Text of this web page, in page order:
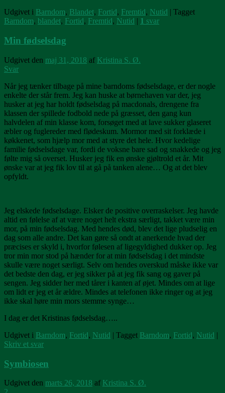
Udgivet i Barndom, Blandet, Fortid, Fremtid, Nutid | Tagget
Barndom, blandet, Fortid, Fremtid, Nutid | 1 svar
Min fødselsdag
Udgivet den maj 31, 2018 af Kristina S. Ø.
Svar
Når jeg tænker tilbage på mine barndoms fødselsdage, er der nogle
enkelte der står frem. Jeg kan huske at børnehaven var der, jeg
husker at jeg har holdt fødselsdag på macdonals, drengene fra
klassen der spillede fodbold nede på græsset, den gang kun
halvdelen af min klasse kom, forsøget med at lave sukker glaseret
æbler og fuglereder med flødeskum. Mormor med sit forklæde i
køkkenet, som hjælp mor med at styre det hele. Hvor kedelige
familie fødselsdage var, fordi de voksne bare sad og snakkede og jeg
følte mig så overset. Husker jeg fik en ønske gjøltrold et år. Mit
ønske var at jeg fik lov til at gå på tanken alene… Og at det blev
opfyldt.
Jeg elskede fødselsdage. Elsker de positive overraskelser. Jeg havde
altid en følelse af at være noget helt ekstra særligt, takket være min
mor, på min fødselsdag. Med hendes død, blev det lige pludselig en
dag som alle andre. Det kan gøre så ondt at anerkende hvad der
præcises er skyld i, hvorfor følesen af ligegyldighed dukker op. Jeg
tror min mor stod på hænder for at min fødselsdag i det mindste
skulle være noget særligt. Selv om hendes overskud måske ikke var
det bedste den dag, er jeg sikker på at jeg fik sang og gaver på
sengen. Jeg sidder her med tårer i kanten af øjet. Mindes om at lige
om lidt er jeg et år ældre. Mindes at telefonen ikke ringer og at jeg
ikke skal høre min mors stemme synge…
I dag er det Kristinas fødselsdag…..
Udgivet i Barndom, Fortid, Nutid | Tagget Barndom, Fortid, Nutid |
Skriv et svar
Symbiosen
Udgivet den marts 26, 2018 af Kristina S. Ø.